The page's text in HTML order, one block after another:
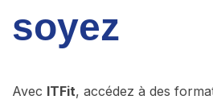
soyez
Avec ITFit, accédez à des